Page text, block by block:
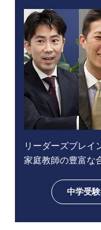
リーダーズブレイ
家庭教師の豊富な
中学受